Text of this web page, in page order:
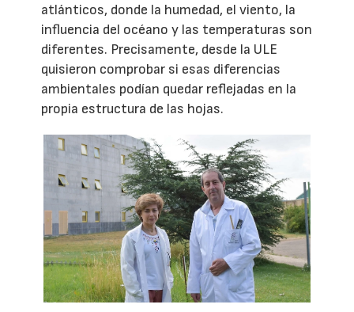
atlánticos, donde la humedad, el viento, la
influencia del océano y las temperaturas son
diferentes. Precisamente, desde la ULE
quisieron comprobar si esas diferencias
ambientales podían quedar reflejadas en la
propia estructura de las hojas.